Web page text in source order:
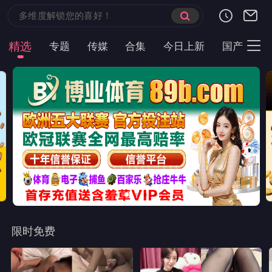
首页 短剧 恐怖片 喜剧片
林中女孩